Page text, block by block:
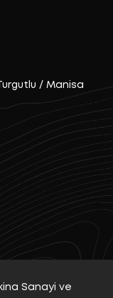
/ Manisa
Sanayi ve